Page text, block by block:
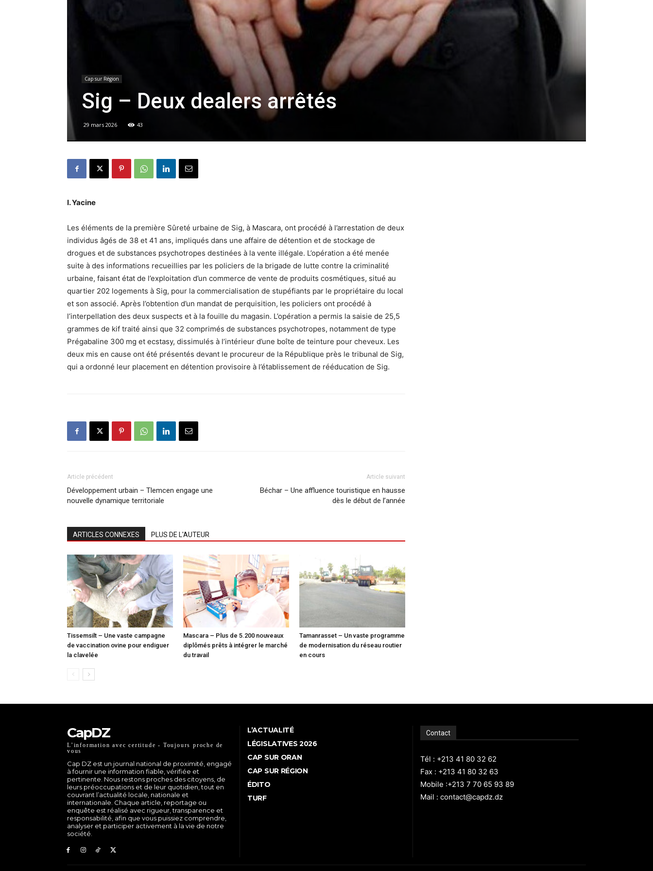
Cap sur Région
Sig – Deux dealers arrêtés
29 mars 2026 43
I. Yacine
Les éléments de la première Sûreté urbaine de Sig, à Mascara, ont procédé à l’arrestation de deux
individus âgés de 38 et 41 ans, impliqués dans une affaire de détention et de stockage de
drogues et de substances psychotropes destinées à la vente illégale. L’opération a été menée
suite à des informations recueillies par les policiers de la brigade de lutte contre la criminalité
urbaine, faisant état de l’exploitation d’un commerce de vente de produits cosmétiques, situé au
quartier 202 logements à Sig, pour la commercialisation de stupéfiants par le propriétaire du local
et son associé. Après l’obtention d’un mandat de perquisition, les policiers ont procédé à
l’interpellation des deux suspects et à la fouille du magasin. L’opération a permis la saisie de 25,5
grammes de kif traité ainsi que 32 comprimés de substances psychotropes, notamment de type
Prégabaline 300 mg et ecstasy, dissimulés à l’intérieur d’une boîte de teinture pour cheveux. Les
deux mis en cause ont été présentés devant le procureur de la République près le tribunal de Sig,
qui a ordonné leur placement en détention provisoire à l’établissement de rééducation de Sig.
Article précédent
Développement urbain – Tlemcen engage une
nouvelle dynamique territoriale
Article suivant
Béchar – Une affluence touristique en hausse
dès le début de l’année
ARTICLES CONNEXES PLUS DE L'AUTEUR
Tissemsilt – Une vaste campagne
de vaccination ovine pour endiguer
la clavelée
Mascara – Plus de 5.200 nouveaux
diplômés prêts à intégrer le marché
du travail
Tamanrasset – Un vaste programme
de modernisation du réseau routier
en cours
CapDZ
L’information avec certitude - Toujours proche de
vous
Cap DZ est un journal national de proximité, engagé
à fournir une information fiable, vérifiée et
pertinente. Nous restons proches des citoyens, de
leurs préoccupations et de leur quotidien, tout en
couvrant l’actualité locale, nationale et
internationale. Chaque article, reportage ou
enquête est réalisé avec rigueur, transparence et
responsabilité, afin que vous puissiez comprendre,
analyser et participer activement à la vie de notre
société.
L’ACTUALITÉ
LÉGISLATIVES 2026
CAP SUR ORAN
CAP SUR RÉGION
ÉDITO
TURF
Contact
Tél : +213 41 80 32 62
Fax : +213 41 80 32 63
Mobile :+213 7 70 65 93 89
Mail : contact@capdz.dz